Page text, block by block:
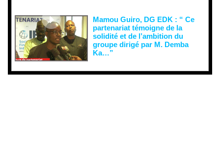
Mamou Guiro, DG EDK : “ Ce
partenariat témoigne de la
solidité et de l’ambition du
groupe dirigé par M. Demba
Ka…”